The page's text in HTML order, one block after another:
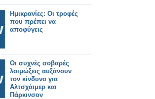
Ημικρανίες: Οι τροφές
που πρέπει να
αποφύγεις
Οι συχνές σοβαρές
λοιμώξεις αυξάνουν
τον κίνδυνο για
Αλτσχάιμερ και
Πάρκινσον